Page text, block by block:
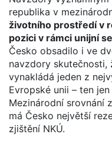
republika v
životního prostředí v
pozici v rámci unijní
Česko obsadilo i ve
navzdory
vynakládá jeden z
Evropské unii – ten
Mezinárodní srovnání
má Česko největší
zjištění NKÚ.